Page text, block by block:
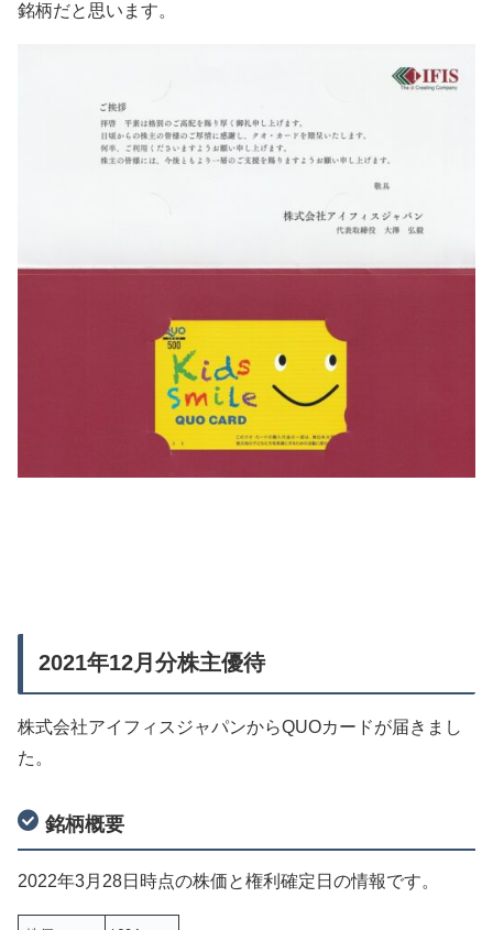
銘柄だと思います。
2021年12月分株主優待
株式会社アイフィスジャパンからQUOカードが届きまし
た。
銘柄概要
2022年3月28日時点の株価と権利確定日の情報です。